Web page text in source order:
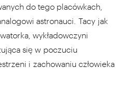
do tego placówkach,
astronauci. Tacy jak
wykładowczyni
się w poczuciu
i zachowaniu człowieka